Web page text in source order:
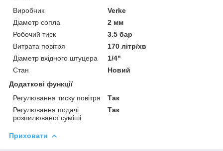
Виробник
Verke
Діаметр сопла
2 мм
Робочий тиск
3.5 бар
Витрата повітря
170 літр/хв
Діаметр вхідного штуцера
1/4"
Стан
Новий
Додаткові функції
Регулювання тиску повітря
Так
Регулювання подачі
розпилюваної суміші
Так
Приховати